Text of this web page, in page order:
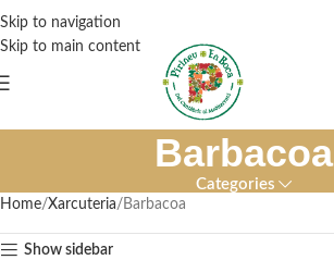
Skip to navigation
Skip to main content
afectades durant aquesta setmana.
Barbacoa
Categories
Home Xarcuteria Barbacoa
Show sidebar